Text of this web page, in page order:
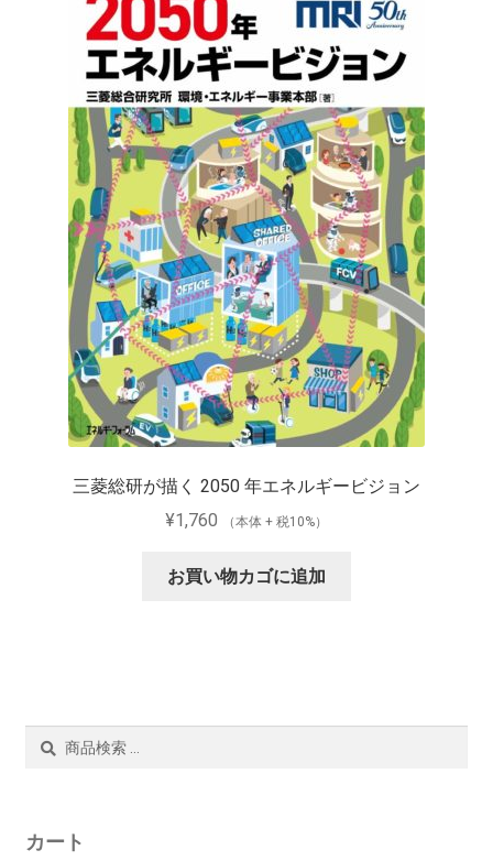
三菱総研が描く 2050 年エネルギービジョン
¥1,760 （本体 + 税10%）
お買い物カゴに追加
カート